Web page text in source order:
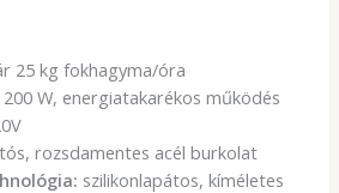
25 kg fokhagyma/óra
200 W, energiatakarékos működés
rozsdamentes acél burkolat
szilikonlapátos, kíméletes